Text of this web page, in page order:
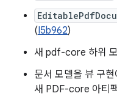
(I5b962)
새 pdf-core 하위
문서 모델을 뷰 구
새 PDF-core 아티